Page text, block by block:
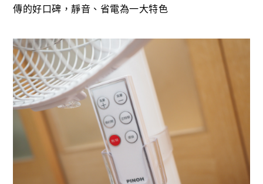
傳的好口碑，靜音、省電為一大特色